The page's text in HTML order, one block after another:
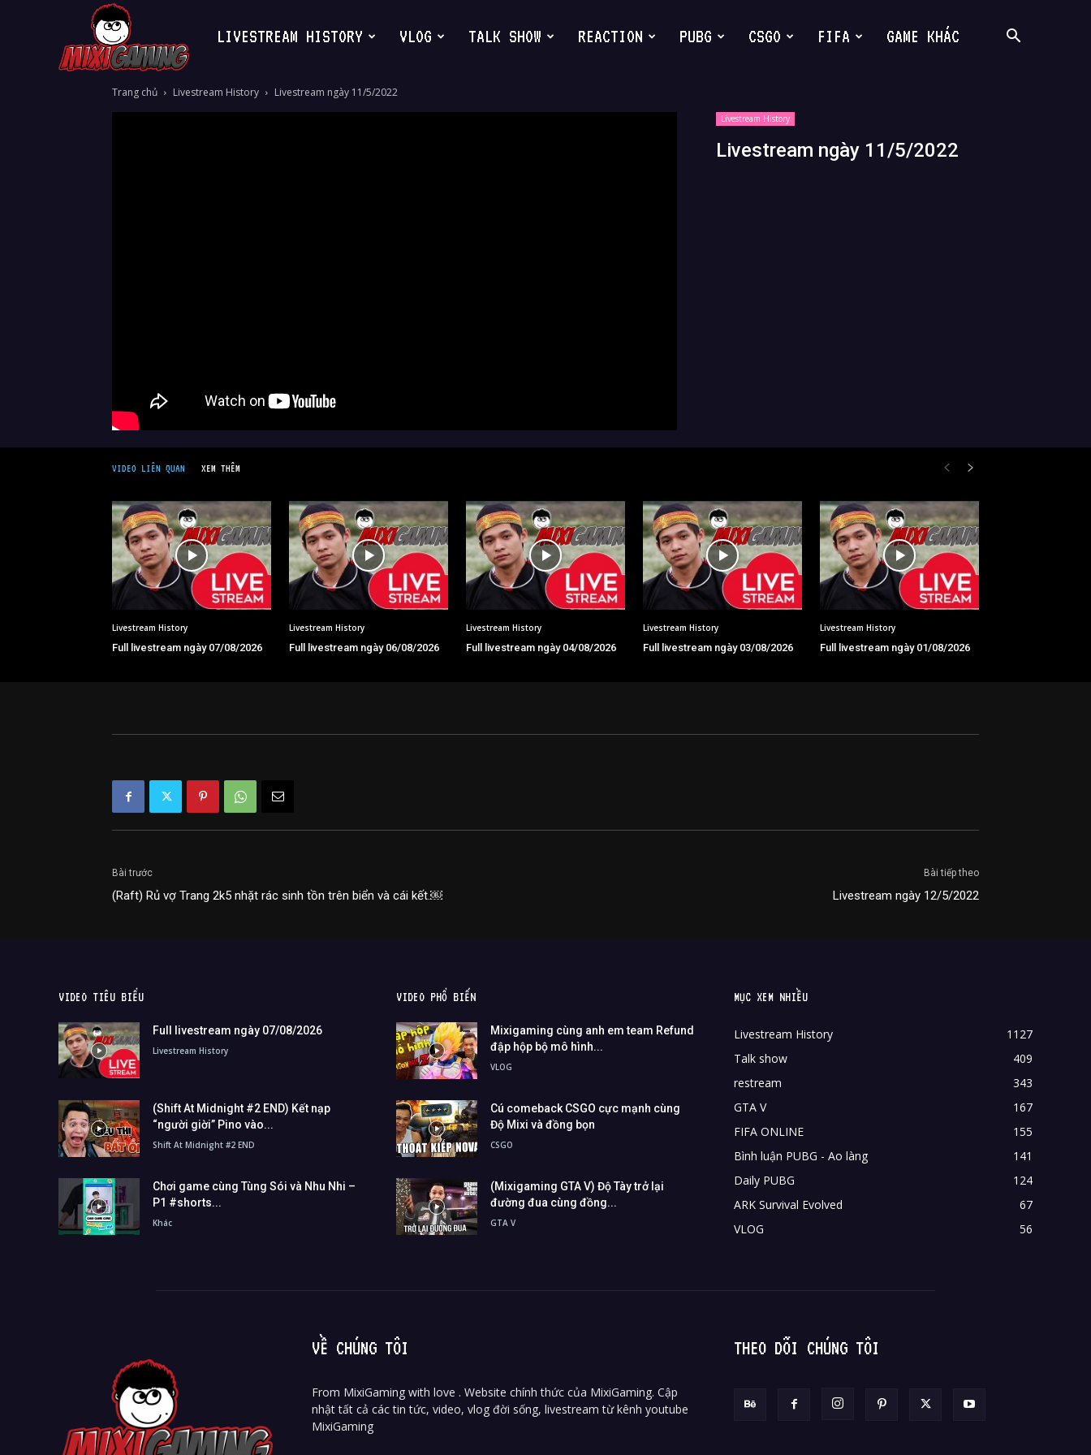
MixiGaming
LIVESTREAM HISTORY VLOG TALK SHOW REACTION PUBG CSGO FIFA GAME KHÁC
Trang chủ Livestream History Livestream ngày 11/5/2022
Livestream History
Livestream ngày 11/5/2022
VIDEO LIÊN QUAN XEM THÊM
Livestream History
Full livestream ngày 07/08/2026
Livestream History
Full livestream ngày 06/08/2026
Livestream History
Full livestream ngày 04/08/2026
Livestream History
Full livestream ngày 03/08/2026
Livestream History
Full livestream ngày 01/08/2026
Bài trước
(Raft) Rủ vợ Trang 2k5 nhặt rác sinh tồn trên biển và cái kết.￼
Bài tiếp theo
Livestream ngày 12/5/2022
VIDEO TIÊU BIỂU
Full livestream ngày 07/08/2026
Livestream History
(Shift At Midnight #2 END) Kết nạp
“người giời” Pino vào...
Shift At Midnight #2 END
Chơi game cùng Tùng Sói và Nhu Nhi –
P1 #shorts...
Khác
VIDEO PHỔ BIẾN
Mixigaming cùng anh em team Refund
đập hộp bộ mô hình...
VLOG
Cú comeback CSGO cực mạnh cùng
Độ Mixi và đồng bọn
CSGO
(Mixigaming GTA V) Độ Tày trở lại
đường đua cùng đồng...
GTA V
MỤC XEM NHIỀU
Livestream History
1127
Talk show
409
restream
343
GTA V
167
FIFA ONLINE
155
Bình luận PUBG - Ao làng
141
Daily PUBG
124
ARK Survival Evolved
67
VLOG
56
VỀ CHÚNG TÔI
From MixiGaming with love . Website chính thức của MixiGaming. Cập
nhật tất cả các tin tức, video, vlog đời sống, livestream từ kênh youtube
MixiGaming
THEO DÕI CHÚNG TÔI